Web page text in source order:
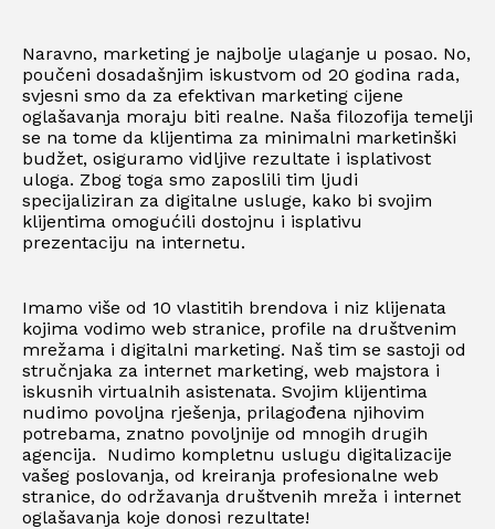
Naravno, marketing je najbolje ulaganje u posao. No,
poučeni dosadašnjim iskustvom od 20 godina rada,
svjesni smo da za efektivan marketing cijene
oglašavanja moraju biti realne. Naša filozofija temelji
se na tome da klijentima za minimalni marketinški
budžet, osiguramo vidljive rezultate i isplativost
uloga. Zbog toga smo zaposlili tim ljudi
specijaliziran za digitalne usluge, kako bi svojim
klijentima omogućili dostojnu i isplativu
prezentaciju na internetu.
Imamo više od 10 vlastitih brendova i niz klijenata
kojima vodimo web stranice, profile na društvenim
mrežama i digitalni marketing. Naš tim se sastoji od
stručnjaka za internet marketing, web majstora i
iskusnih virtualnih asistenata. Svojim klijentima
nudimo povoljna rješenja, prilagođena njihovim
potrebama, znatno povoljnije od mnogih drugih
agencija. Nudimo kompletnu uslugu digitalizacije
vašeg poslovanja, od kreiranja profesionalne web
stranice, do održavanja društvenih mreža i internet
oglašavanja koje donosi rezultate!